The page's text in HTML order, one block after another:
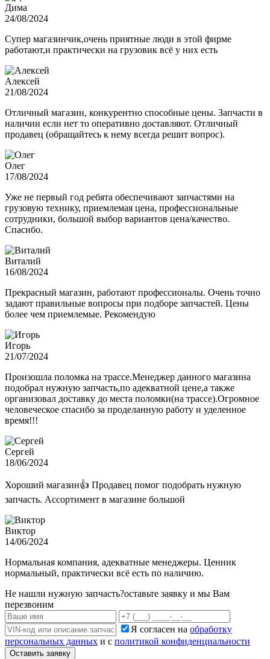
Дима
24/08/2024
Супер магазинчик,очень приятные люди в этой фирме
работают,и практически на грузовик всё у них есть
Алексей
21/08/2024
Отличный магазин, конкурентно способные цены. Запчасти в
наличии если нет то оперативно доставляют. Отличный
продавец (обращайтесь к нему всегда решит вопрос).
Олег
17/08/2024
Уже не первый год ребята обеспечивают запчастями на
грузовую технику, приемлемая цена, профессиональные
сотрудники, большой выбор вариантов цена/качество.
Спасибо.
Виталий
16/08/2024
Прекрасный магазин, работают профессионалы. Очень точно
задают правильные вопросы при подборе запчастей. Цены
более чем приемлемые. Рекомендую
Игорь
21/07/2024
Произошла поломка на трассе.Менеджер данного магазина
подобрал нужную запчасть,по адекватной цене,а также
организовал доставку до места поломки(на трассе).Огромное
человеческое спасибо за проделанную работу и уделенное
время!!!
Сергей
18/06/2024
Хороший магазин👍 Продавец помог подобрать нужную
запчасть. Ассортимент в магазине большой
Виктор
14/06/2024
Нормальная компания, адекватные менеджеры. Ценник
нормальный, практически всё есть по наличию.
Не нашли нужную запчасть?оставьте заявку и мы Вам
перезвоним
Я согласен на обработку
персональных данных и с политикой конфиденциальности
Оставить заявку